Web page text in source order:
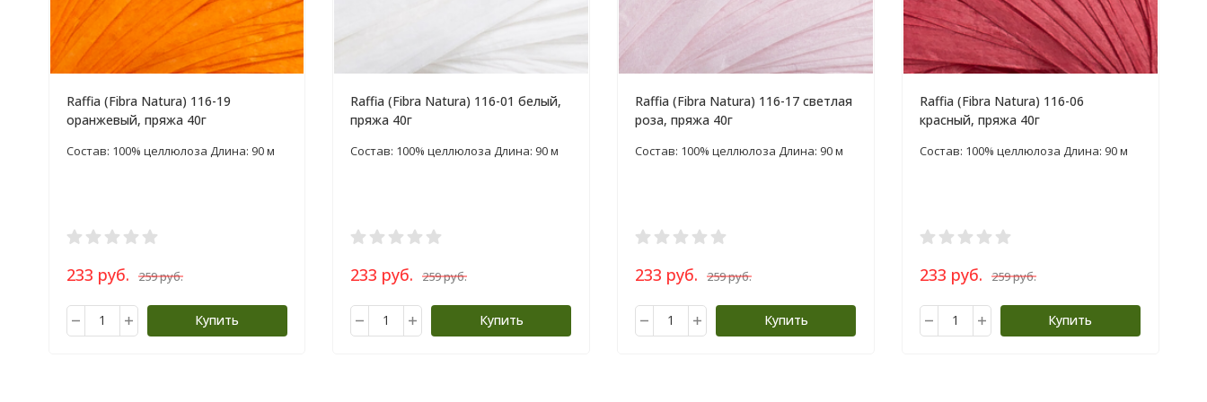
Raffia (Fibra Natura) 116-19
оранжевый, пряжа 40г
Состав: 100% целлюлоза Длина: 90 м
233 руб. 259 руб.
Купить
Raffia (Fibra Natura) 116-01 белый,
пряжа 40г
Состав: 100% целлюлоза Длина: 90 м
233 руб. 259 руб.
Купить
Raffia (Fibra Natura) 116-17 светлая
роза, пряжа 40г
Состав: 100% целлюлоза Длина: 90 м
233 руб. 259 руб.
Купить
Raffia (Fibra Natura) 116-06
красный, пряжа 40г
Состав: 100% целлюлоза Длина: 90 м
233 руб. 259 руб.
Купить